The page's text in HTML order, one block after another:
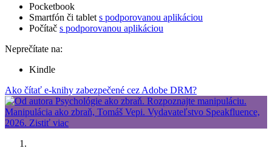
Pocketbook
Smartfón či tablet s podporovanou aplikáciou
Počítač s podporovanou aplikáciou
Neprečítate na:
Kindle
Ako čítať e-knihy zabezpečené cez Adobe DRM?